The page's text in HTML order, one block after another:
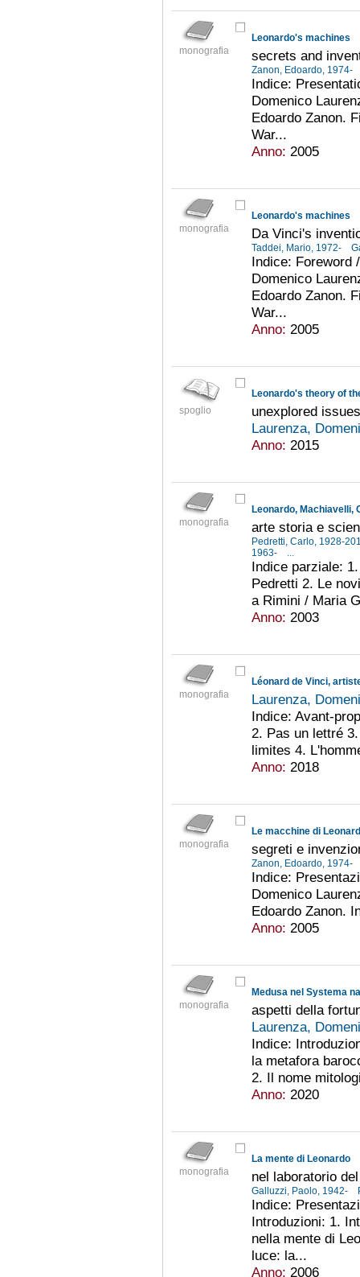
monografia
Leonardo's machines
secrets and
Zanon, Edoardo, 1974-
Indice:
Domenico
Edoardo Zanon.
War...
Anno: 2005
monografia
Leonardo's machines
Da Vinci's
Taddei, Mario, 1972-
Indice: Foreword
Domenico
Edoardo Zanon.
War...
Anno: 2005
spoglio
Leonardo's theory of
unexplored
Laurenza,
Anno: 2015
monografia
Leonardo, Machiavelli,
arte storia e
Pedretti, Carlo, 1928-
1963-
...
Indice parziale:
Pedretti 2. Le
a Rimini / Maria
Anno: 2003
monografia
Léonard de Vinci,
Laurenza,
Indice: Avant-
2. Pas un lettré
limites 4.
Anno: 2018
monografia
Le macchine di
segreti e
Zanon, Edoardo, 1974-
Indice:
Domenico
Edoardo Zanon.
Anno: 2005
monografia
Medusa nel Systema
aspetti della
Laurenza,
Indice:
la metafora
2. Il nome
Anno: 2020
monografia
La mente di Leonardo
nel laboratorio
Galluzzi, Paolo, 1942-
Indice:
Introduzioni: 1.
nella mente di
luce: la...
Anno: 2006